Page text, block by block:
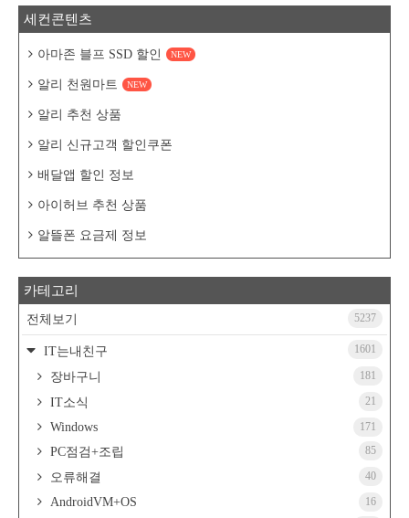
세컨콘텐츠
아마존 블프 SSD 할인 NEW
알리 천원마트 NEW
알리 추천 상품
알리 신규고객 할인쿠폰
배달앱 할인 정보
아이허브 추천 상품
알뜰폰 요금제 정보
카테고리
전체보기 5237
IT는내친구 1601
장바구니 181
IT소식 21
Windows 171
PC점검+조립 85
오류해결 40
AndroidVM+OS 16